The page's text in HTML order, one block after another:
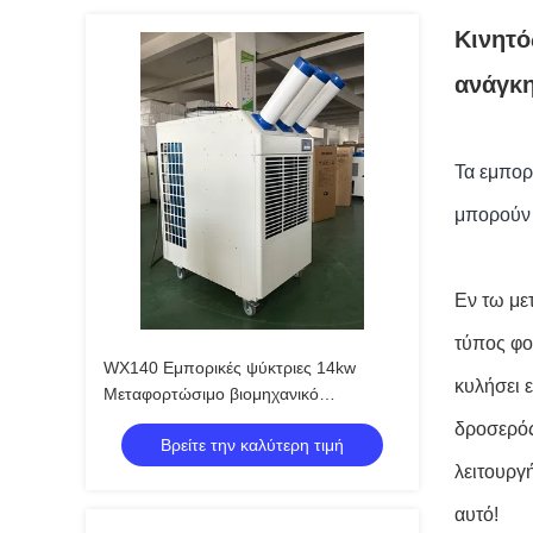
WX140 Εμπορικές ψύκτριες 14kw
Μεταφορτώσιμο βιομηχανικό
κλιματισμό
Βρείτε την καλύτερη τιμή
Τα
μπορούν
Εν τω
τύπος
κυλήσει
αυτό!